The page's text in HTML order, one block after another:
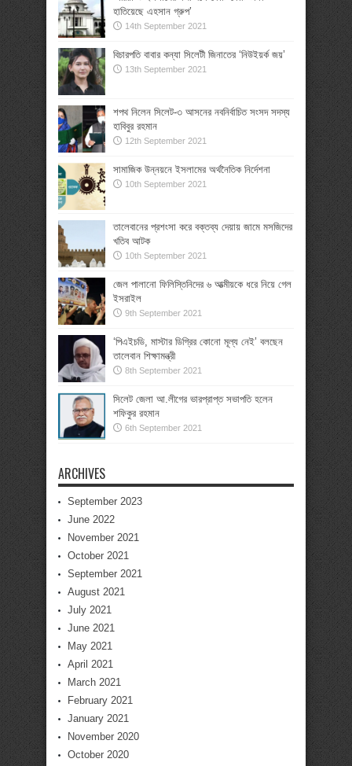
হাতিয়েছে এহসান গ্রুপ’
14th September 2021
বিচারপতি বাবার কন্যা সিলেটী জিনাতের ‘নিউইয়র্ক জয়’
13th September 2021
শপথ নিলেন সিলেট-৩ আসনের নবনির্বাচিত সংসদ সদস্য
হাবিবুর রহমান
12th September 2021
সামাজিক উন্নয়নে ইসলামের অর্থনৈতিক নির্দেশনা
10th September 2021
তালেবানের প্রশংসা করে বক্তব্য দেয়ায় জামে মসজিদের
খতিব আটক
10th September 2021
জেল পালানো ফিলিস্তিনিদের ৬ আত্মীয়কে ধরে নিয়ে গেল
ইসরাইল
9th September 2021
‘পিএইচডি, মাস্টার ডিগ্রির কোনো মূল্য নেই’ বলছেন
তালেবান শিক্ষামন্ত্রী
8th September 2021
সিলেট জেলা আ.লীগের ভারপ্রাপ্ত সভাপতি হলেন
শফিকুর রহমান
6th September 2021
ARCHIVES
September 2023
June 2022
November 2021
October 2021
September 2021
August 2021
July 2021
June 2021
May 2021
April 2021
March 2021
February 2021
January 2021
November 2020
October 2020